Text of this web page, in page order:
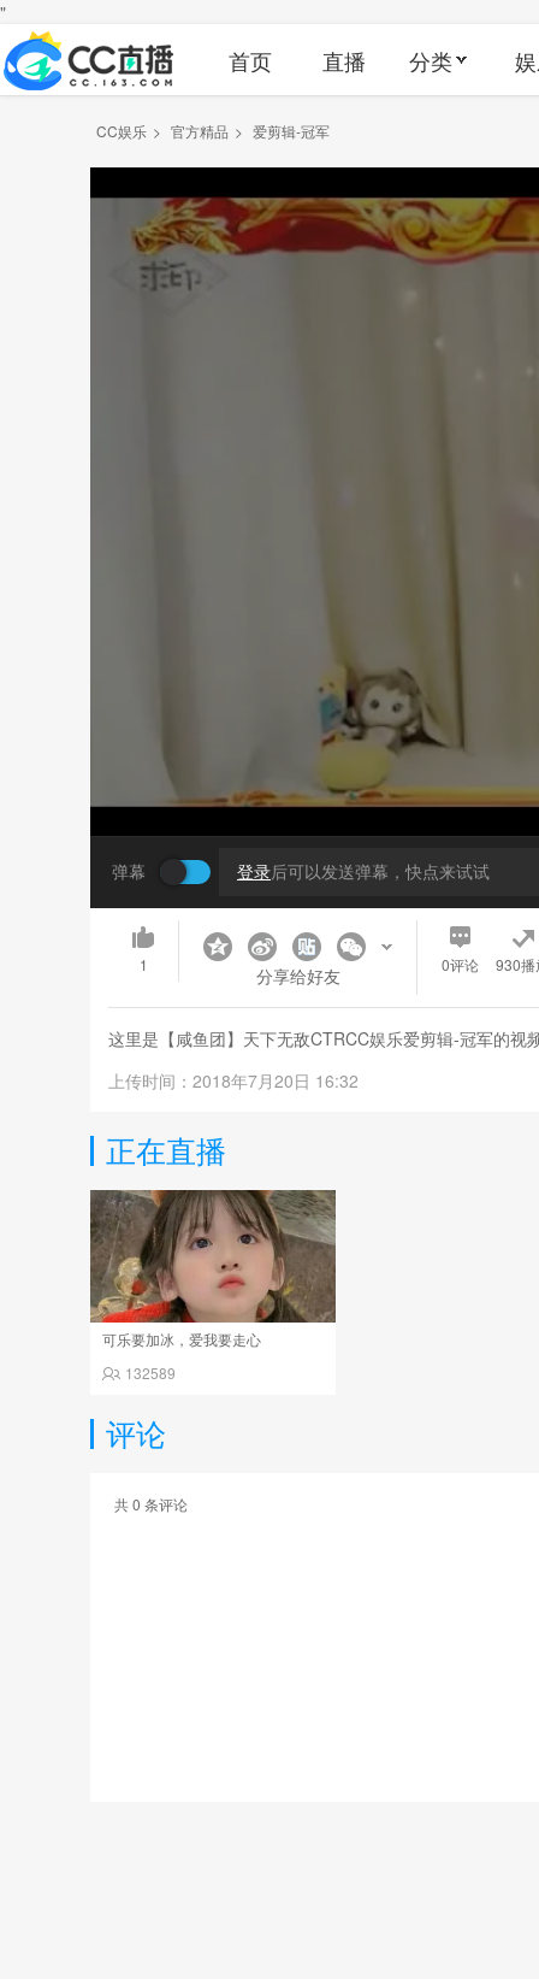
"
首页 直播 分类
CC娱乐 > 官方精品 > 爱剪辑-冠军
弹幕 登录后可以发送弹幕，快点来试试
1 分享给好友 0评论 930播
这里是【咸鱼团】天下无敌CTRCC娱乐爱剪辑-冠军的
上传时间：2018年7月20日 16:32
正在直播
可乐要加冰，爱我要走心
132589
评论
共0 条评论